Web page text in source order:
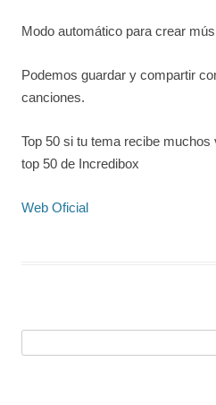
Modo automático para crear
Podemos guardar y compartir
canciones.
Top 50 si tu tema recibe
top 50 de Incredibox
Web Oficial